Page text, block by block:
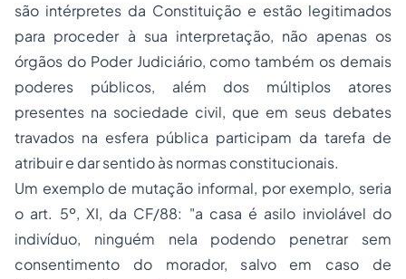
são intérpretes da Constituição e estão legitimados
para proceder à sua interpretação, não apenas os
órgãos do Poder Judiciário, como também os demais
poderes públicos, além dos múltiplos atores
presentes na sociedade civil, que em seus debates
travados na esfera pública participam da tarefa de
atribuir e dar sentido às normas constitucionais.
Um exemplo de mutação informal, por exemplo, seria
o art. 5º, XI, da CF/88: "a casa é asilo inviolável do
indivíduo, ninguém nela podendo penetrar sem
consentimento do morador, salvo em caso de